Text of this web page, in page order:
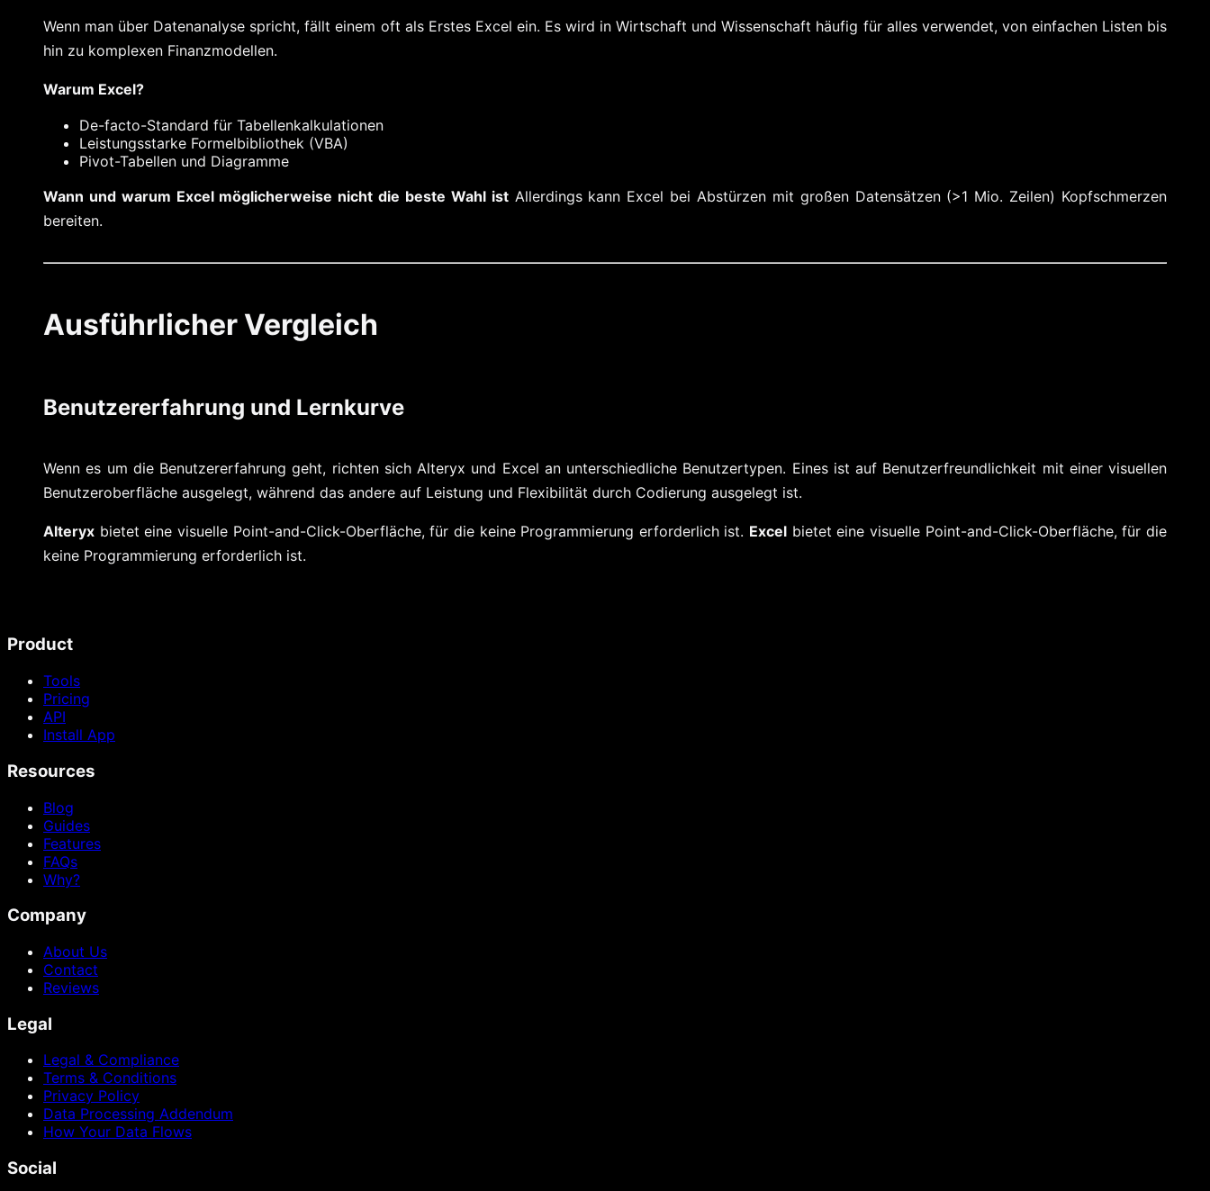
Wenn man über Datenanalyse spricht, fällt einem oft als Erstes Excel ein. Es wird in Wirtschaft und Wissenschaft häufig für alles verwendet, von einfachen Listen bis
hin zu komplexen Finanzmodellen.
Warum Excel?
De-facto-Standard für Tabellenkalkulationen
Leistungsstarke Formelbibliothek (VBA)
Pivot-Tabellen und Diagramme
Wann und warum Excel möglicherweise nicht die beste Wahl istAllerdings kann Excel bei Abstürzen mit großen Datensätzen (>1 Mio. Zeilen) Kopfschmerzen
bereiten.
Ausführlicher Vergleich
Benutzererfahrung und Lernkurve
Wenn es um die Benutzererfahrung geht, richten sich Alteryx und Excel an unterschiedliche Benutzertypen. Eines ist auf Benutzerfreundlichkeit mit einer visuellen
Benutzeroberfläche ausgelegt, während das andere auf Leistung und Flexibilität durch Codierung ausgelegt ist.
Alteryx bietet eine visuelle Point-and-Click-Oberfläche, für die keine Programmierung erforderlich ist. Excel bietet eine visuelle Point-and-Click-Oberfläche, für die
keine Programmierung erforderlich ist.
Product
Tools
Pricing
API
Install App
Resources
Blog
Guides
Features
FAQs
Why?
Company
About Us
Contact
Reviews
Legal
Legal & Compliance
Terms & Conditions
Privacy Policy
Data Processing Addendum
How Your Data Flows
Social